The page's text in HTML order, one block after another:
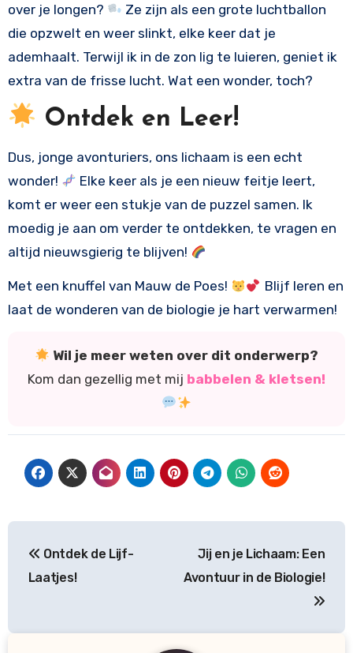
over je longen?
Ze zijn als een grote luchtballon
die opzwelt en weer slinkt, elke keer dat je
ademhaalt. Terwijl ik in de zon lig te luieren, geniet ik
extra van de frisse lucht. Wat een wonder, toch?
Ontdek en Leer!
Dus, jonge avonturiers, ons lichaam is een echt
wonder!
Elke keer als je een nieuw feitje leert,
komt er weer een stukje van de puzzel samen. Ik
moedig je aan om verder te ontdekken, te vragen en
altijd nieuwsgierig te blijven!
Met een knuffel van Mauw de Poes!
Blijf leren en
laat de wonderen van de biologie je hart verwarmen!
Wil je meer weten over dit onderwerp?
Kom dan gezellig met mij babbelen & kletsen!
navigatie
Ontdek de Lijf-
Laatjes!
Jij en je Lichaam: Een
Avontuur in de Biologie!